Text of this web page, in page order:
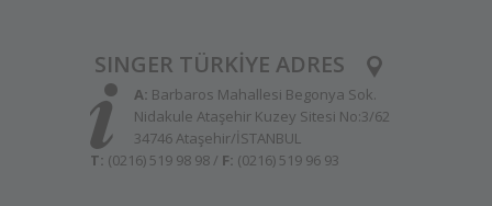
SINGER TÜRKİYE ADRES
A: Barbaros Mahallesi Begonya Sok.
Nidakule Ataşehir Kuzey Sitesi No:3/62
34746 Ataşehir/İSTANBUL
T: (0216) 519 98 98 / F: (0216) 519 96 93